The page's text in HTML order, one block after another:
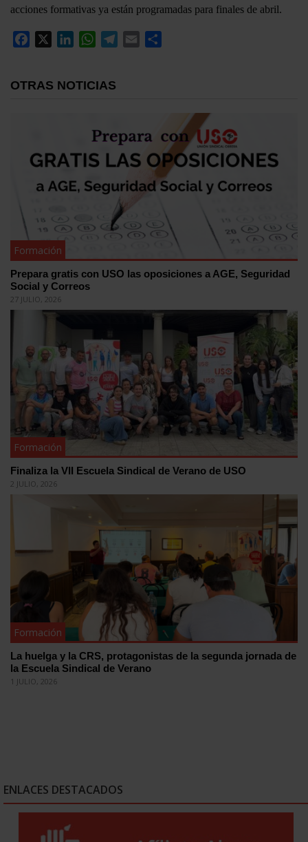
acciones formativas ya están programadas para finales de abril.
Facebook LinkedInWhatsApp
Telegram
Email
OTRAS NOTICIAS
Formación
Prepara gratis con USO las oposiciones a AGE, Seguridad
Social y Correos
27 JULIO, 2026
Formación
Finaliza la VII Escuela Sindical de Verano de USO
2 JULIO, 2026
Formación
La huelga y la CRS, protagonistas de la segunda jornada de
la Escuela Sindical de Verano
1 JULIO, 2026
ENLACES DESTACADOS